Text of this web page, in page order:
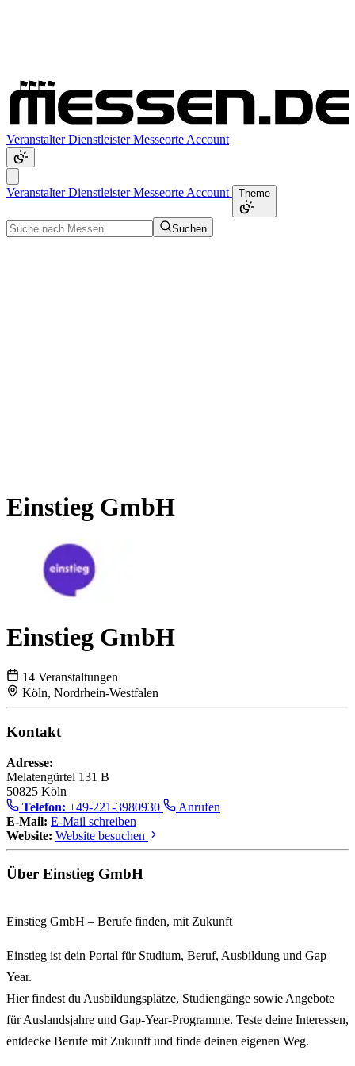
VeranstalterDienstleisterMesseorte Account
VeranstalterDienstleisterMesseorte Account Theme
Suchen
Einstieg GmbH
Einstieg GmbH
14 Veranstaltungen
Köln, Nordrhein-Westfalen
Kontakt
Adresse:
Melatengürtel 131 B
50825 Köln
Telefon: +49-221-3980930
Anrufen
E-Mail: E-Mail schreiben
Website: Website besuchen
Über Einstieg GmbH
Einstieg GmbH – Berufe finden, mit Zukunft
Einstieg ist dein Portal für Studium, Beruf, Ausbildung und Gap
Year.
Hier findest du Ausbildungsplätze, Studiengänge sowie Angebote
fürAuslandsjahre und Gap-Year-Programme. Teste deine Interessen,
entdecke Berufe mit Zukunft und finde deinen eigenen Weg.